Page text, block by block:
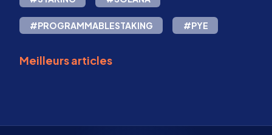
#PROGRAMMABLESTAKING #PYE
Meilleurs articles